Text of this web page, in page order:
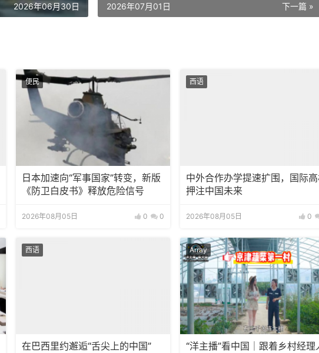
2026年06月30日 下一篇 »
2026年07月01日
便民
日本加速向“军事国家”转变，新版
《防卫白皮书》释放危险信号
2026年08月05日 0 0
西语
中外合作办学提速扩围，国际
押注中国未来
2026年08月05日 0
西语
在巴西里约邂逅“舌尖上的中国”
Array
“洋主播”看中国｜跟着乡村经理